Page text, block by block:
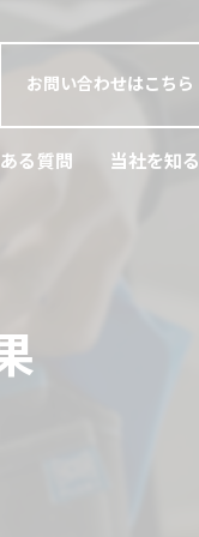
お問い合わせはこちら
る質問 当社を知る